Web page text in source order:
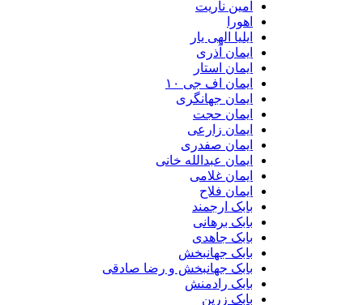
امین ناریت
ایلیا الهی یار
ایمان آذری
ایمان استار
ایمان اف جی ۱۰
ایمان جهانگری
ایمان حجت
ایمان زارعی
ایمان صفدری
ایمان عبدالله خانی
ایمان غلامی
ایمان فلاح
بابک ارجمند
بابک برهانی
بابک جاهدی
بابک جهانبخش
بابک جهانبخش و رضا صادقی
بابک رادمنش
بابک زرین